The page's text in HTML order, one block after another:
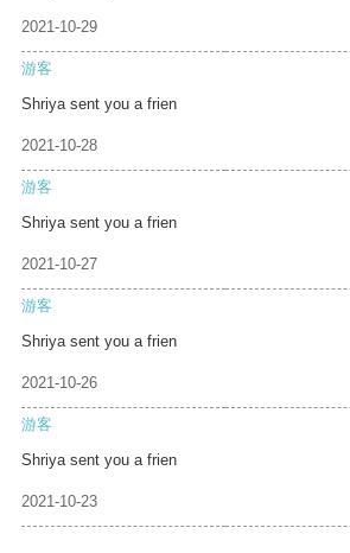
2021-10-29
游客
Shriya sent you a frien
2021-10-28
游客
Shriya sent you a frien
2021-10-27
游客
Shriya sent you a frien
2021-10-26
游客
Shriya sent you a frien
2021-10-23